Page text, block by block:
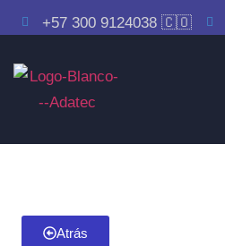
+57 300 9124038 🇨🇴
Atrás